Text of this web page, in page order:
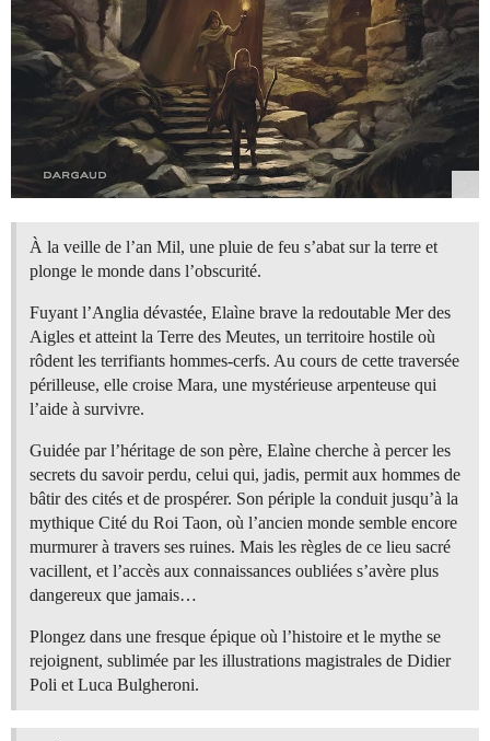
À la veille de l’an Mil, une pluie de feu s’abat sur la terre et
plonge le monde dans l’obscurité.
Fuyant l’Anglia dévastée, Elaìne brave la redoutable Mer des
Aigles et atteint la Terre des Meutes, un territoire hostile où
rôdent les terrifiants hommes-cerfs. Au cours de cette traversée
périlleuse, elle croise Mara, une mystérieuse arpenteuse qui
l’aide à survivre.
Guidée par l’héritage de son père, Elaìne cherche à percer les
secrets du savoir perdu, celui qui, jadis, permit aux hommes de
bâtir des cités et de prospérer. Son périple la conduit jusqu’à la
mythique Cité du Roi Taon, où l’ancien monde semble encore
murmurer à travers ses ruines. Mais les règles de ce lieu sacré
vacillent, et l’accès aux connaissances oubliées s’avère plus
dangereux que jamais…
Plongez dans une fresque épique où l’histoire et le mythe se
rejoignent, sublimée par les illustrations magistrales de Didier
Poli et Luca Bulgheroni.